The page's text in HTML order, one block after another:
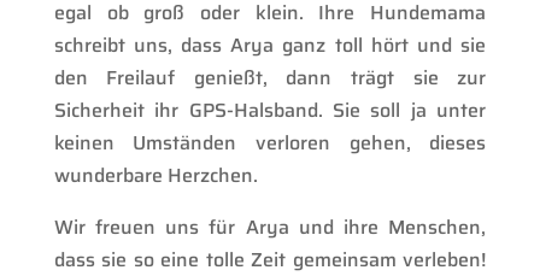
egal ob groß oder klein. Ihre Hundemama
schreibt uns, dass Arya ganz toll hört und sie
den Freilauf genießt, dann trägt sie zur
Sicherheit ihr GPS-Halsband. Sie soll ja unter
keinen Umständen verloren gehen, dieses
wunderbare Herzchen.
Wir freuen uns für Arya und ihre Menschen,
dass sie so eine tolle Zeit gemeinsam verleben!